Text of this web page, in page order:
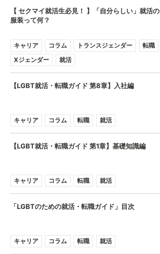
【 セクマイ就活生必見！ 】「自分らしい」就活の
服装って何？
キャリア コラム トランスジェンダー
転職
Xジェンダー
就活
【LGBT就活・転職ガイド 第8章】入社編
キャリア コラム 転職 就活
【LGBT就活・転職ガイド 第1章】基礎知識編
キャリア コラム 転職 就活
「LGBTのための就活・転職ガイド」目次
キャリア コラム 転職 就活